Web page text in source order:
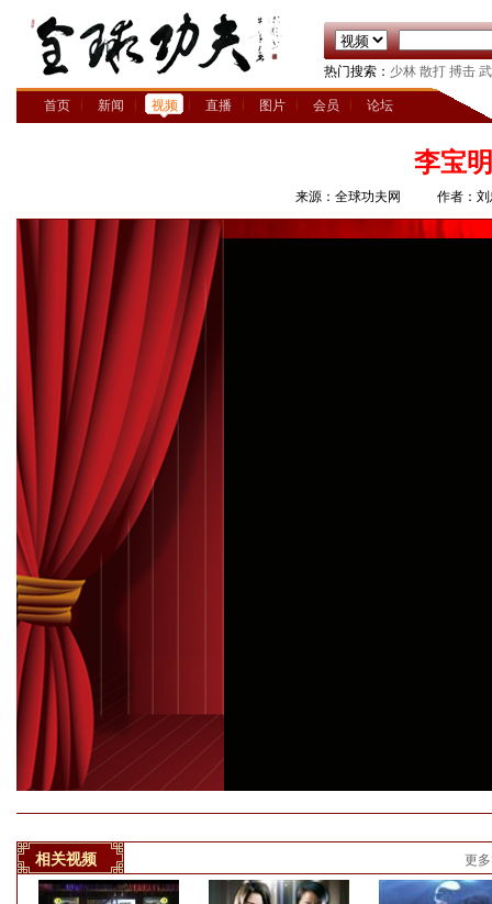
热门搜索： 少林 散打 搏击
首页 新闻 视频 直播 图片 会员 论坛
李宝
来源：全球功夫网 作者：
相关视频 更